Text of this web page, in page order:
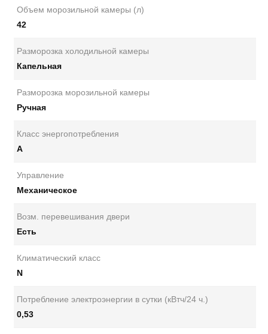
Объем морозильной камеры (л)
42
Разморозка холодильной камеры
Капельная
Разморозка морозильной камеры
Ручная
Класс энергопотребления
А
Управление
Механическое
Возм. перевешивания двери
Есть
Климатический класс
N
Потребление электроэнергии в сутки (кВтч/24 ч.)
0,53